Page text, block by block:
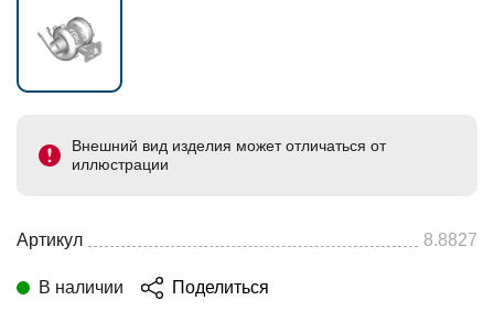
Внешний вид изделия может отличаться от
иллюстрации
Артикул 8.8827
В наличии Поделиться